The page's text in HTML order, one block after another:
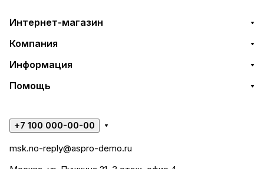
Интернет-магазин
Компания
Информация
Помощь
+7 100 000-00-00
msk.no-reply@aspro-demo.ru